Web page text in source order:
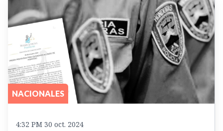
NACIONALES
4:32 PM 30 oct. 2024